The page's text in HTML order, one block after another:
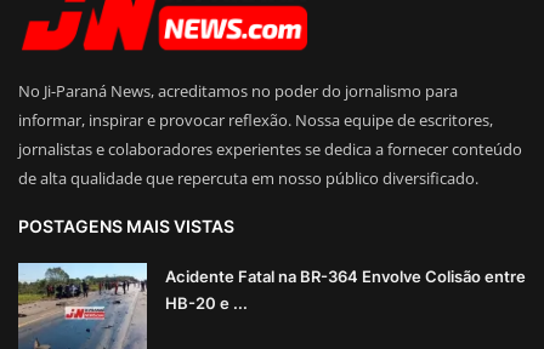
No Ji-Paraná News, acreditamos no poder do jornalismo para
informar, inspirar e provocar reflexão. Nossa equipe de escritores,
jornalistas e colaboradores experientes se dedica a fornecer conteúdo
de alta qualidade que repercuta em nosso público diversificado.
POSTAGENS MAIS VISTAS
Acidente Fatal na BR-364 Envolve Colisão entre
HB-20 e ...